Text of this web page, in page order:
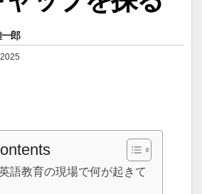
郎
語教育の現場で何が起きて